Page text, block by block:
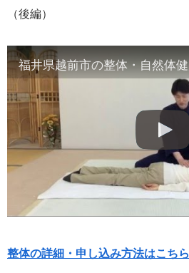
（後編）
整体の詳細・申し込み方法はこちら